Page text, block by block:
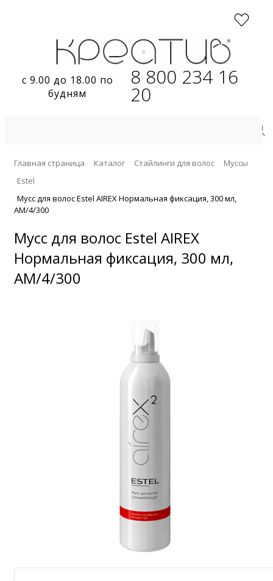
с 9.00 до 18.00 по
будням
8 800 234 16
20
Главная страница Каталог Стайлинги для волос
Муссы
Estel
Мусс для волос Estel AIREX Нормальная фиксация, 300 мл,
AM/4/300
Мусс для волос Estel AIREX
Нормальная фиксация, 300 мл,
AM/4/300